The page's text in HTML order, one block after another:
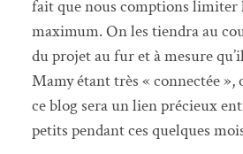
fait que nous comptions limiter
maximum. On les tiendra au
du projet au fur et à mesure
Mamy étant très « connectée »,
ce blog sera un lien précieux
petits pendant ces quelques